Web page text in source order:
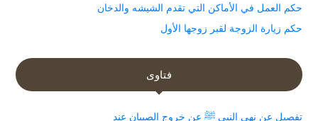
حكم العمل في الأماكن التي تقدم الشيشه والدخان
حكم زيارة الزوجة لقبر زوجها الأول
فتاوى
تفصيل عن نهي النبي ﷺ عن خروج الصبيان عند